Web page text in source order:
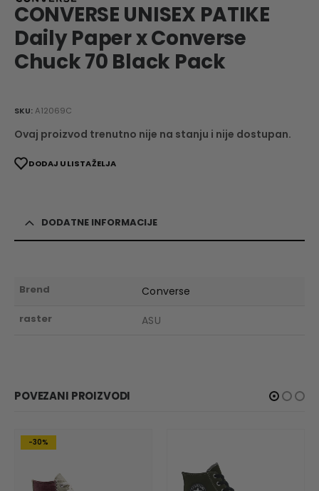
CONVERSE UNISEX PATIKE
Daily Paper x Converse
Chuck 70 Black Pack
SKU:A12069C
Ovaj proizvod trenutno nije na stanju i nije dostupan.
DODAJ U LISTA ŽELJA
DODATNE INFORMACIJE
Brend Converse
raster ASU
POVEZANI PROIZVODI
-30%